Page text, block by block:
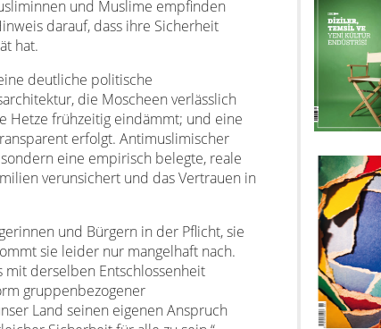
und Muslime empfinden
darauf, dass ihre Sicherheit
hat.
deutliche politische
die Moscheen verlässlich
Hetze frühzeitig eindämmt; und eine
erfolgt. Antimuslimischer
eine empirisch belegte, reale
verunsichert und das Vertrauen in
und Bürgern in der Pflicht, sie
sie leider nur mangelhaft nach.
derselben Entschlossenheit
gruppenbezogener
Land seinen eigenen Anspruch